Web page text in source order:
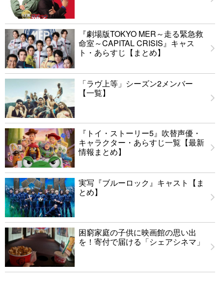
『劇場版TOKYO MER～走る緊急救
命室～CAPITAL CRISIS』キャス
ト・あらすじ【まとめ】
「ラヴ上等」シーズン2メンバー
【一覧】
『トイ・ストーリー5』吹替声優・
キャラクター・あらすじ一覧【最新
情報まとめ】
実写『ブルーロック』キャスト【ま
とめ】
困窮家庭の子供に映画館の思い出
を！寄付で届ける「シェアシネマ」